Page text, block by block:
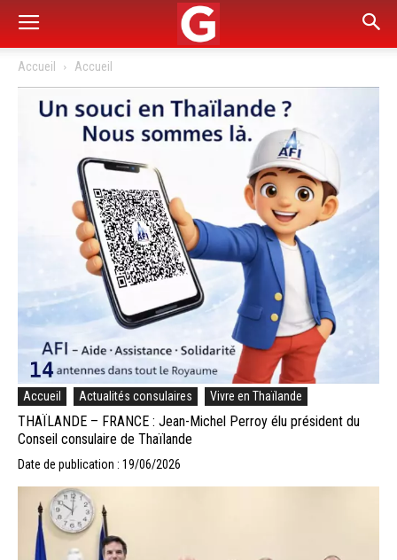
Accueil Accueil
Accueil Actualités consulaires Vivre en Thaïlande
THAÏLANDE – FRANCE : Jean-Michel Perroy élu président du
Conseil consulaire de Thaïlande
Date de publication : 19/06/2026